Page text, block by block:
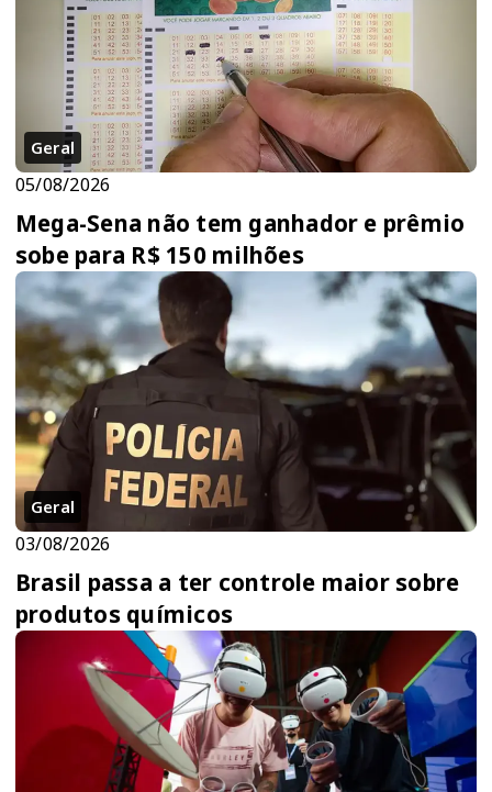
Geral
05/08/2026
Mega-Sena não tem ganhador e prêmio
sobe para R$ 150 milhões
Geral
03/08/2026
Brasil passa a ter controle maior sobre
produtos químicos